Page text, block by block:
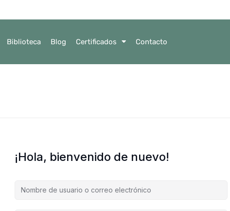
Biblioteca Blog Certificados Contacto
¡Hola, bienvenido de nuevo!